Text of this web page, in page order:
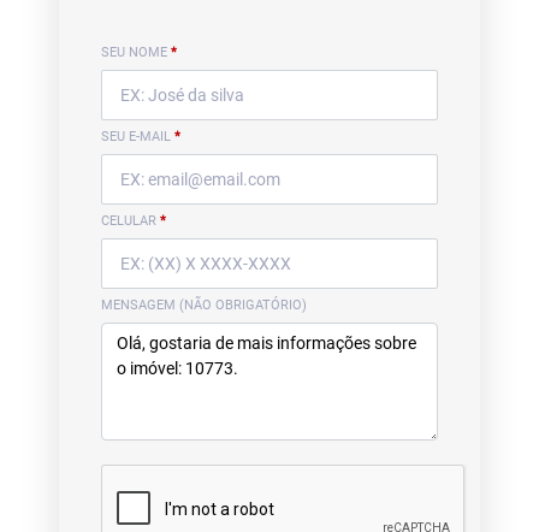
SEU NOME *
SEU E-MAIL *
CELULAR *
MENSAGEM (NÃO OBRIGATÓRIO)